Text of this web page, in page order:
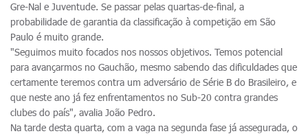
Gre-Nal e Juventude. Se passar pelas quartas-de-final, a
probabilidade de garantia da classificação à competição em São
Paulo é muito grande.
"Seguimos muito focados nos nossos objetivos. Temos potencial
para avançarmos no Gauchão, mesmo sabendo das dificuldades que
certamente teremos contra um adversário de Série B do Brasileiro, e
que neste ano já fez enfrentamentos no Sub-20 contra grandes
clubes do país", avalia João Pedro.
Na tarde desta quarta, com a vaga na segunda fase já assegurada, o